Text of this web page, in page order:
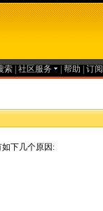
索 社区服务 帮助 订
下几个原因: